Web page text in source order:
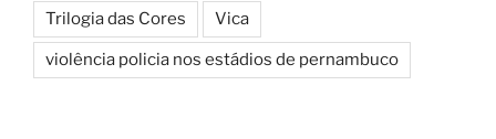
Trilogia das Cores Vica
violência policia nos estádios de pernambuco